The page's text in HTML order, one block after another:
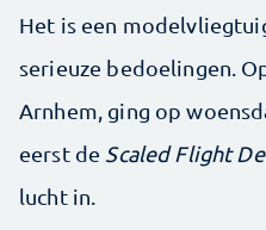
Het is een
serieuze bedoelingen.
Arnhem, ging op
eerst de Scaled Flight
lucht in.